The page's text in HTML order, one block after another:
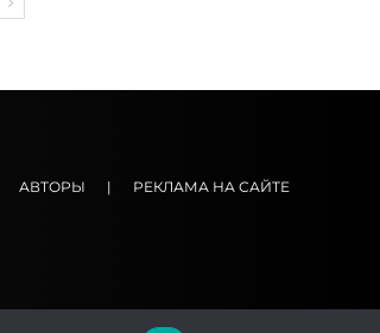
АВТОРЫ | РЕКЛАМА НА САЙТЕ